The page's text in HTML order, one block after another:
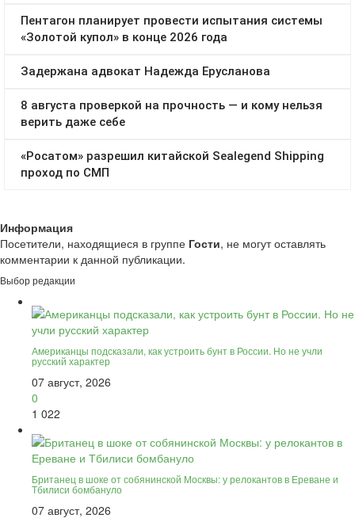
Информация
Посетители, находящиеся в группе Гости, не могут оставлять
комментарии к данной публикации.
Выбор редакции
Американцы подсказали, как устроить бунт в России. Но не учли
русский характер
07 август, 2026
0
1 022
Британец в шоке от собянинской Москвы: у релокантов в Ереване и
Тбилиси бомбануло
07 август, 2026